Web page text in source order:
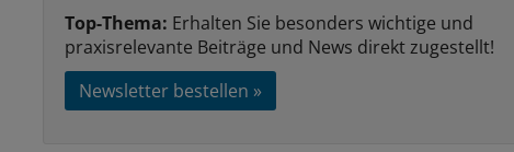
Top-Thema: Erhalten Sie besonders wichtige und
praxisrelevante Beiträge und News direkt zugestellt!
Newsletter bestellen »